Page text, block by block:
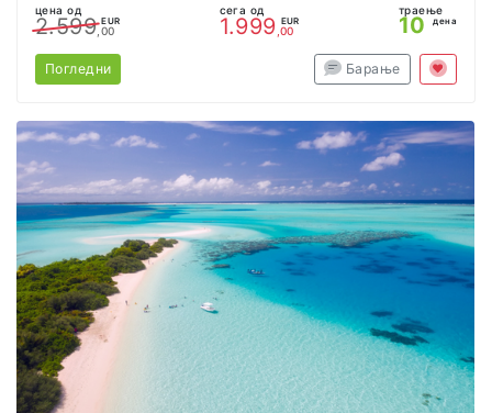
цена од
2.599 EUR
,00
сега од
1.999 EUR
,00
траење
10 дена
Погледни Барање